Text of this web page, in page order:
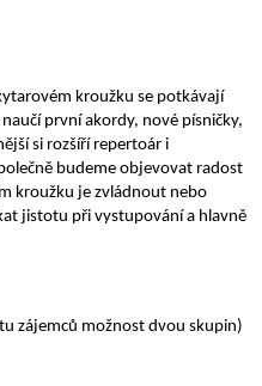
kroužku se potkávají
naučí první akordy, nové písničky,
si rozšíří repertoár i
budeme objevovat radost
kroužku je zvládnout nebo
jistotu při vystupování a hlavně
zájemců možnost dvou skupin)